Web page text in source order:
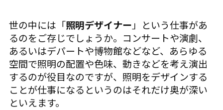
世の中には「照明デザイナー 」という仕事があ
るのをご存じでしょうか。コンサートや演劇、
あるいはデパートや博物館などなど、あらゆる
空間で照明の配置や色味、動きなどを考え演出
するのが役目なのですが、照明をデザインする
ことが仕事になるというのはそれだけ奥が深い
といえます。